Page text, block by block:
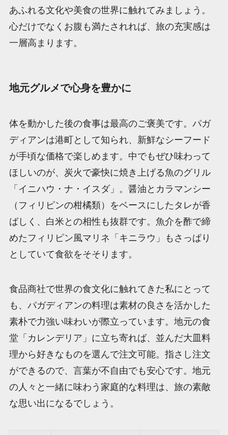
あふれる文化や美食の世界に触れてみましょう。
心だけでなくお腹も満たされれば、旅の充実感は
一層高まります。
地元グルメで心身を豊かに
体を動かした後の食事は最高のご褒美です。パガ
ディアンは港町として知られ、新鮮なシーフード
が手頃な価格で楽しめます。中でもぜひ味わって
ほしいのが、炭火で豪快に焼き上げる魚のグリル
「イニハウ・ナ・イスダ」。醤油とカラマンシー
（フィリピンの柑橘類）をベースにしたタレが香
ばしく、白米との相性も抜群です。魚介を酢で締
めたフィリピン風マリネ「キニラウ」もさっぱり
としていて食欲をそそります。
食品商社で世界の食文化に触れてきた私にとって
も、パガディアンの料理は素材の良さを活かした
素朴で力強い味わいが際立っています。地元の食
堂「カレンデリア」に立ち寄れば、並んだ大皿料
理から好きなものを選んで注文可能。指さし注文
ができるので、言葉が不自由でも安心です。地元
の人々と一緒に味わう家庭的な料理は、旅の素敵
な思い出になるでしょう。